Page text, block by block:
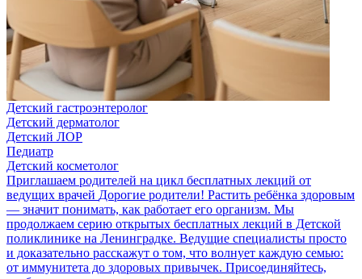
Детский гастроэнтеролог
Детский дерматолог
Детский ЛОР
Педиатр
Детский косметолог
Приглашаем родителей на цикл бесплатных лекций от
ведущих врачей Дорогие родители! Растить ребёнка здоровым
— значит понимать, как работает его организм. Мы
продолжаем серию открытых бесплатных лекций в Детской
поликлинике на Ленинградке. Ведущие специалисты просто
и доказательно расскажут о том, что волнует каждую семью:
от иммунитета до здоровых привычек. Присоединяйтесь,